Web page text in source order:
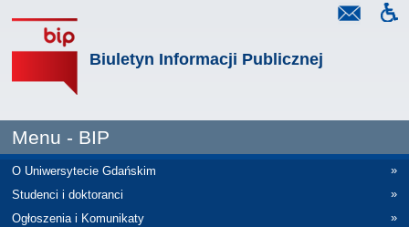
Biuletyn Informacji Publicznej
Menu - BIP
O Uniwersytecie Gdańskim
»
Studenci i doktoranci
»
Ogłoszenia i Komunikaty
»